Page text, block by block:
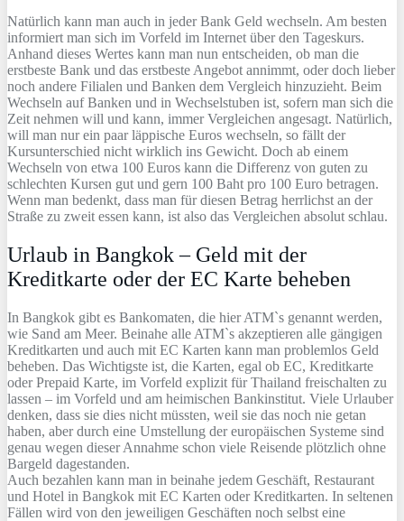
Natürlich kann man auch in jeder Bank Geld wechseln. Am besten
informiert man sich im Vorfeld im Internet über den Tageskurs.
Anhand dieses Wertes kann man nun entscheiden, ob man die
erstbeste Bank und das erstbeste Angebot annimmt, oder doch lieber
noch andere Filialen und Banken dem Vergleich hinzuzieht. Beim
Wechseln auf Banken und in Wechselstuben ist, sofern man sich die
Zeit nehmen will und kann, immer Vergleichen angesagt. Natürlich,
will man nur ein paar läppische Euros wechseln, so fällt der
Kursunterschied nicht wirklich ins Gewicht. Doch ab einem
Wechseln von etwa 100 Euros kann die Differenz von guten zu
schlechten Kursen gut und gern 100 Baht pro 100 Euro betragen.
Wenn man bedenkt, dass man für diesen Betrag herrlichst an der
Straße zu zweit essen kann, ist also das Vergleichen absolut schlau.
Urlaub in Bangkok – Geld mit der
Kreditkarte oder der EC Karte beheben
In Bangkok gibt es Bankomaten, die hier ATM`s genannt werden,
wie Sand am Meer. Beinahe alle ATM`s akzeptieren alle gängigen
Kreditkarten und auch mit EC Karten kann man problemlos Geld
beheben. Das Wichtigste ist, die Karten, egal ob EC, Kreditkarte
oder Prepaid Karte, im Vorfeld explizit für Thailand freischalten zu
lassen – im Vorfeld und am heimischen Bankinstitut. Viele Urlauber
denken, dass sie dies nicht müssten, weil sie das noch nie getan
haben, aber durch eine Umstellung der europäischen Systeme sind
genau wegen dieser Annahme schon viele Reisende plötzlich ohne
Bargeld dagestanden.
Auch bezahlen kann man in beinahe jedem Geschäft, Restaurant
und Hotel in Bangkok mit EC Karten oder Kreditkarten. In seltenen
Fällen wird von den jeweiligen Geschäften noch selbst eine